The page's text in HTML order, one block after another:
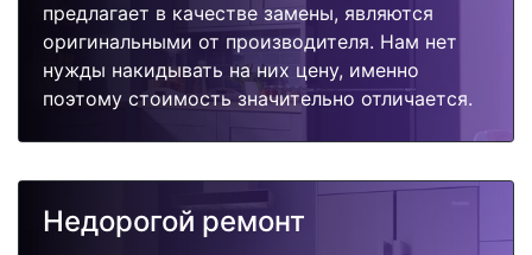
предлагает в качестве замены, являются
оригинальными от производителя. Нам нет
нужды накидывать на них цену, именно
поэтому стоимость значительно отличается.
Недорогой ремонт